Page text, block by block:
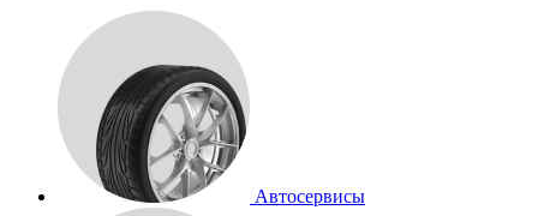
Автосервисы